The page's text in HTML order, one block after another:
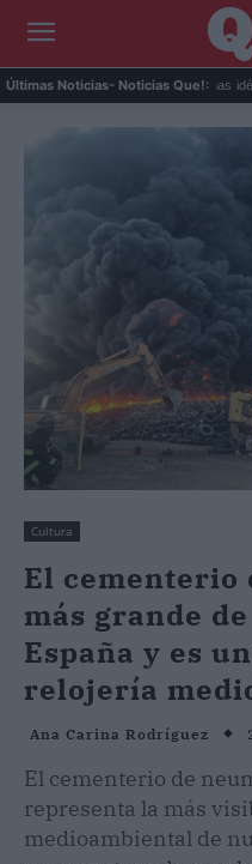
Últimas Noticias- Noticias Que!:
y ansiedad: síntomas idénticos que a...
Cultura
El cementerio
más grande
España y es
relojería
Ana Carina Rodríguez
El cementerio de
representa la más
medioambiental de